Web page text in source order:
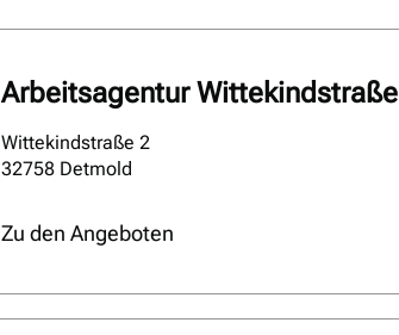
Arbeitsagentur Wittekindstraße
Wittekindstraße 2
32758 Detmold
Zu den Angeboten